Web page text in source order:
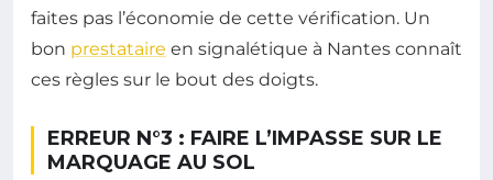
faites pas l’économie de cette vérification. Un
bon prestataire en signalétique à Nantes connaît
ces règles sur le bout des doigts.
ERREUR N°3 : FAIRE L’IMPASSE SUR LE
MARQUAGE AU SOL